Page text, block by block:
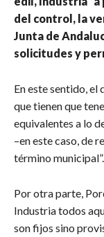
del control, la
Junta de
solicitudes y
En este sentido, el
que tienen que
equivalentes a lo
–en este caso, de
término municipal”.
Por otra parte,
Industria todos
son fijos sino